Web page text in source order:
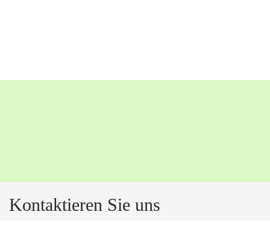
Kontaktieren Sie uns